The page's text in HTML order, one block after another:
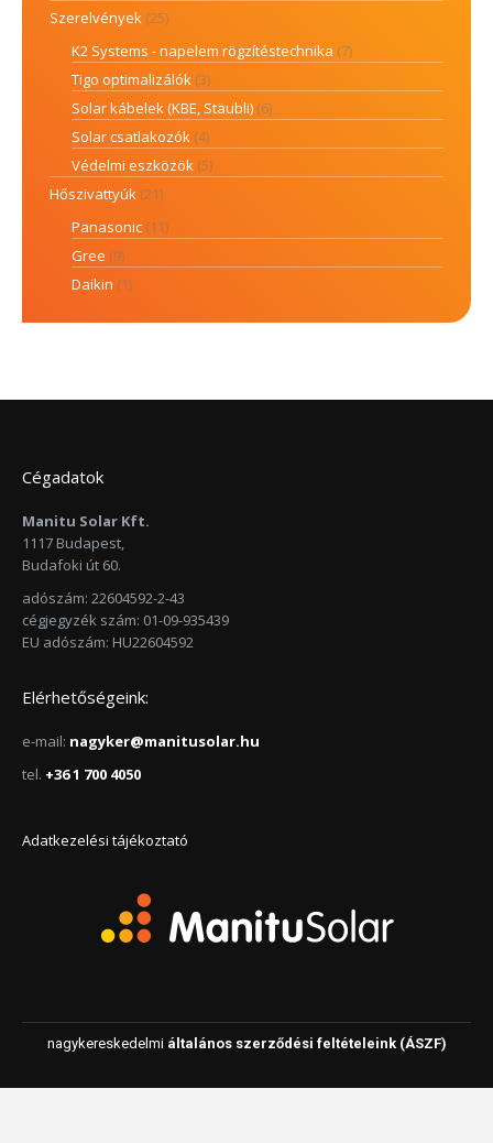
Szerelvények (25)
K2 Systems - napelem rögzítéstechnika (7)
Tigo optimalizálók (3)
Solar kábelek (KBE, Stäubli) (6)
Solar csatlakozók (4)
Védelmi eszközök (5)
Hőszivattyúk (21)
Panasonic (11)
Gree (9)
Daikin (1)
Cégadatok
Manitu Solar Kft.
1117 Budapest,
Budafoki út 60.
adószám: 22604592-2-43
cégjegyzék szám: 01-09-935439
EU adószám: HU22604592
Elérhetőségeink:
e-mail: nagyker@manitusolar.hu
tel. +36 1 700 4050
Adatkezelési tájékoztató
nagykereskedelmi általános szerződési feltételeink (ÁSZF)